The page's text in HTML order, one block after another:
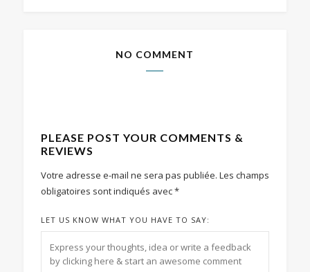
NO COMMENT
PLEASE POST YOUR COMMENTS &
REVIEWS
Votre adresse e-mail ne sera pas publiée. Les champs
obligatoires sont indiqués avec*
LET US KNOW WHAT YOU HAVE TO SAY: